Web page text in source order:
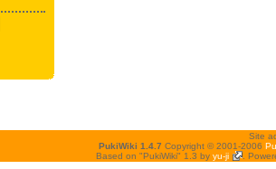
Site
PukiWiki 1.4.7 Copyright © 2001-2006
Based on "PukiWiki" 1.3 by yu-ji .